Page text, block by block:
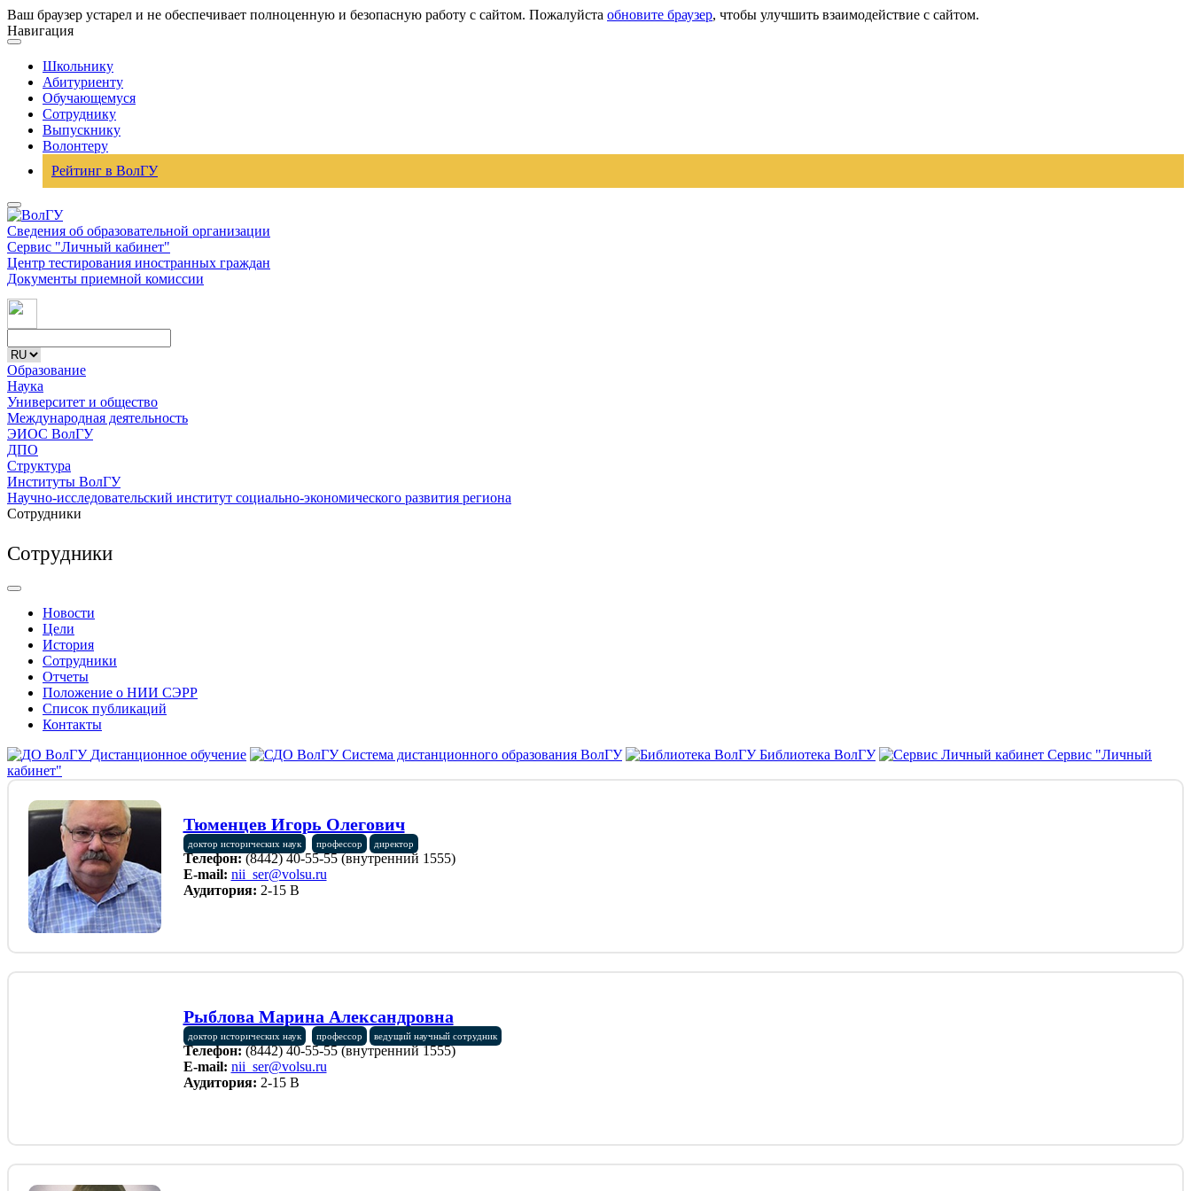
Ваш браузер устарел и не обеспечивает полноценную и безопасную работу с сайтом. Пожалуйста обновите браузер, чтобы улучшить взаимодействие с сайтом.
Навигация
Школьнику
Абитуриенту
Обучающемуся
Сотруднику
Выпускнику
Волонтеру
Рейтинг в ВолГУ
Сведения об образовательной организации
Сервис "Личный кабинет"
Центр тестирования иностранных граждан
Документы приемной комиссии
Образование
Наука
Университет и общество
Международная деятельность
ЭИОС ВолГУ
ДПО
Структура
Институты ВолГУ
Научно-исследовательский институт социально-экономического развития региона
Сотрудники
Сотрудники
Новости
Цели
История
Сотрудники
Отчеты
Положение о НИИ СЭРР
Список публикаций
Контакты
Дистанционное обучение
Система дистанционного образования ВолГУ Библиотека ВолГУ
Сервис "Личный
кабинет"
Тюменцев Игорь Олегович
доктор исторических наук профессор директор
Телефон:(8442) 40-55-55 (внутренний 1555)
E-mail: nii_ser@volsu.ru
Аудитория: 2-15 В
Рыблова Марина Александровна
доктор исторических наук профессор ведущий научный сотрудник
Телефон:(8442) 40-55-55 (внутренний 1555)
E-mail: nii_ser@volsu.ru
Аудитория: 2-15 В